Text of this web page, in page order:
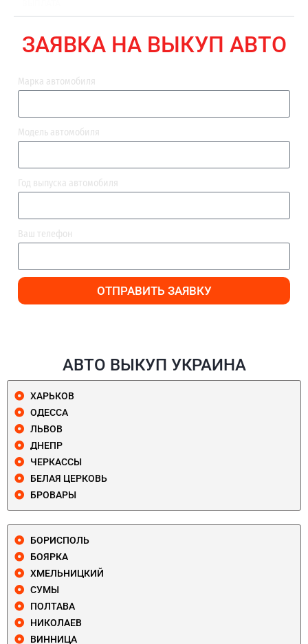
ЗАЯВКА НА ВЫКУП АВТО
Марка автомобиля
Модель автомобиля
Год выпуска автомобиля
Ваш телефон
ОТПРАВИТЬ ЗАЯВКУ
АВТО ВЫКУП УКРАИНА
ХАРЬКОВ
ОДЕССА
ЛЬВОВ
ДНЕПР
ЧЕРКАССЫ
БЕЛАЯ ЦЕРКОВЬ
БРОВАРЫ
БОРИСПОЛЬ
БОЯРКА
ХМЕЛЬНИЦКИЙ
СУМЫ
ПОЛТАВА
НИКОЛАЕВ
ВИННИЦА